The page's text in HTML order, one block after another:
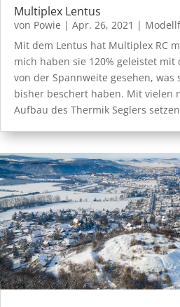
Multiplex Lentus
von Powie | Apr. 26, 2021 |
Mit dem Lentus hat Multiplex RC
mich haben sie 120% geleistet
von der Spannweite gesehen,
bisher beschert haben. Mit vielen
Aufbau des Thermik Seglers